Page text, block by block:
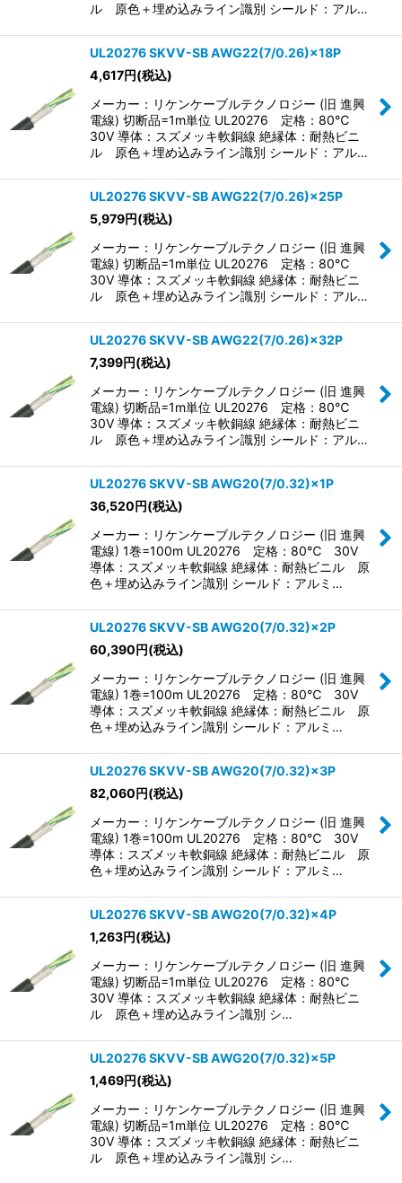
ル 原色＋埋め込みライン識別 シールド：アル…
UL20276 SKVV-SB AWG22(7/0.26)×18P
4,617円(税込)
メーカー：リケンケーブルテクノロジー (旧 進興
電線) 切断品=1m単位 UL20276 定格：80℃
30V 導体：スズメッキ軟銅線 絶縁体：耐熱ビニ
ル 原色＋埋め込みライン識別 シールド：アル…
UL20276 SKVV-SB AWG22(7/0.26)×25P
5,979円(税込)
メーカー：リケンケーブルテクノロジー (旧 進興
電線) 切断品=1m単位 UL20276 定格：80℃
30V 導体：スズメッキ軟銅線 絶縁体：耐熱ビニ
ル 原色＋埋め込みライン識別 シールド：アル…
UL20276 SKVV-SB AWG22(7/0.26)×32P
7,399円(税込)
メーカー：リケンケーブルテクノロジー (旧 進興
電線) 切断品=1m単位 UL20276 定格：80℃
30V 導体：スズメッキ軟銅線 絶縁体：耐熱ビニ
ル 原色＋埋め込みライン識別 シールド：アル…
UL20276 SKVV-SB AWG20(7/0.32)×1P
36,520円(税込)
メーカー：リケンケーブルテクノロジー (旧 進興
電線) 1巻=100m UL20276 定格：80℃ 30V
導体：スズメッキ軟銅線 絶縁体：耐熱ビニル 原
色＋埋め込みライン識別 シールド：アルミ…
UL20276 SKVV-SB AWG20(7/0.32)×2P
60,390円(税込)
メーカー：リケンケーブルテクノロジー (旧 進興
電線) 1巻=100m UL20276 定格：80℃ 30V
導体：スズメッキ軟銅線 絶縁体：耐熱ビニル 原
色＋埋め込みライン識別 シールド：アルミ…
UL20276 SKVV-SB AWG20(7/0.32)×3P
82,060円(税込)
メーカー：リケンケーブルテクノロジー (旧 進興
電線) 1巻=100m UL20276 定格：80℃ 30V
導体：スズメッキ軟銅線 絶縁体：耐熱ビニル 原
色＋埋め込みライン識別 シールド：アルミ…
UL20276 SKVV-SB AWG20(7/0.32)×4P
1,263円(税込)
メーカー：リケンケーブルテクノロジー (旧 進興
電線) 切断品=1m単位 UL20276 定格：80℃
30V 導体：スズメッキ軟銅線 絶縁体：耐熱ビニ
ル 原色＋埋め込みライン識別 シ…
UL20276 SKVV-SB AWG20(7/0.32)×5P
1,469円(税込)
メーカー：リケンケーブルテクノロジー (旧 進興
電線) 切断品=1m単位 UL20276 定格：80℃
30V 導体：スズメッキ軟銅線 絶縁体：耐熱ビニ
ル 原色＋埋め込みライン識別 シ…